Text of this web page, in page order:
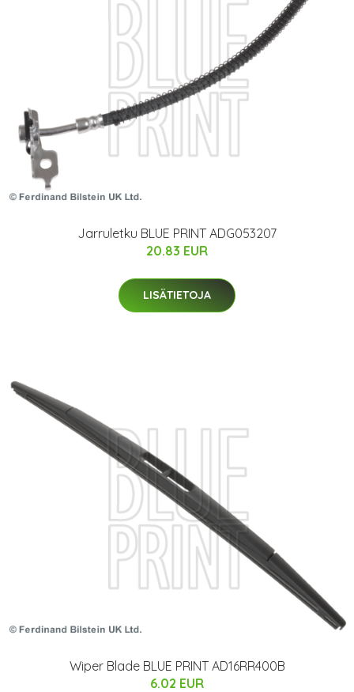
Jarruletku BLUE PRINT ADG053207
20.83 EUR
LISÄTIETOJA
Wiper Blade BLUE PRINT AD16RR400B
6.02 EUR